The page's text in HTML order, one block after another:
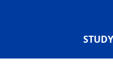
STUDY